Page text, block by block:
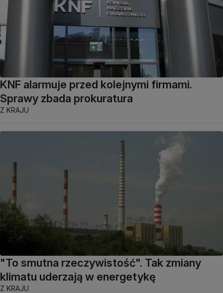
KNF alarmuje przed kolejnymi firmami.
Sprawy zbada prokuratura
Z KRAJU
"To smutna rzeczywistość". Tak zmiany
klimatu uderzają w energetykę
Z KRAJU